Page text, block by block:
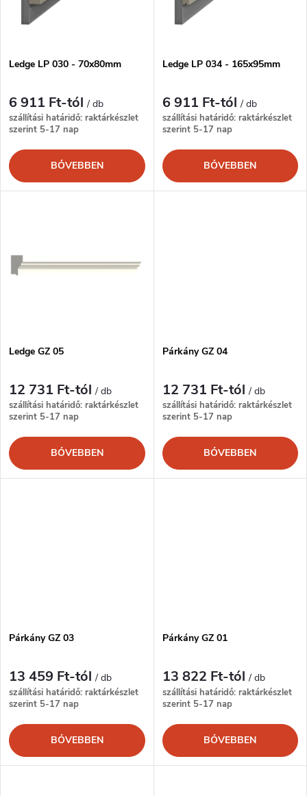
e
k
r
e
d
e
é
s
e
m
é
k
e
k
l
s
j
a
Ledge LP 030 - 70x80mm
6 911 Ft-tól/ db
szállítási határidő: raktárkészlet
szerint 5-17 nap
BŐVEBBEN
Ledge LP 034 - 165x95mm
6 911 Ft-tól/ db
szállítási határidő: raktárkészlet
szerint 5-17 nap
BŐVEBBEN
Ledge GZ 05
12 731 Ft-tól/ db
szállítási határidő: raktárkészlet
szerint 5-17 nap
BŐVEBBEN
Párkány GZ 04
12 731 Ft-tól/ db
szállítási határidő: raktárkészlet
szerint 5-17 nap
BŐVEBBEN
Párkány GZ 03
13 459 Ft-tól/ db
szállítási határidő: raktárkészlet
szerint 5-17 nap
BŐVEBBEN
Párkány GZ 01
13 822 Ft-tól/ db
szállítási határidő: raktárkészlet
szerint 5-17 nap
BŐVEBBEN